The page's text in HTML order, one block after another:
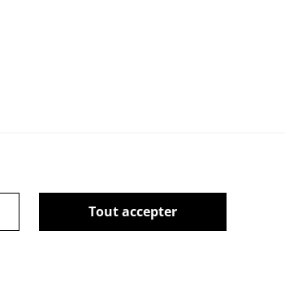
Tout accepter